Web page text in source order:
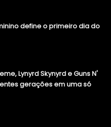
define o primeiro dia do
Lynyrd Skynyrd e Guns N'
gerações em uma só